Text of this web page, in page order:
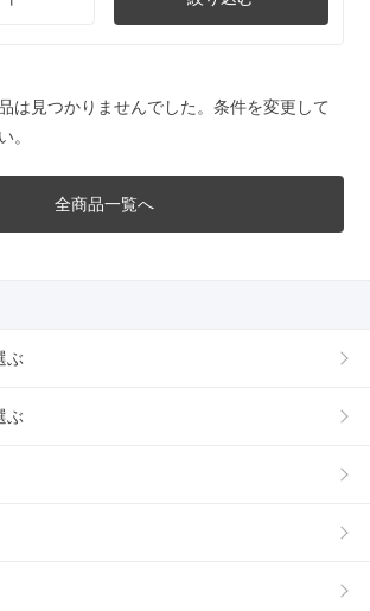
は見つかりませんでした。条件を変更して
。
全商品一覧へ
ぶ
ぶ